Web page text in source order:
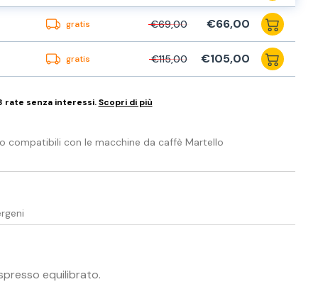
gratis €69,00 €66,00
gratis €115,00 €105,00
rate senza interessi.Scopri di più
compatibili con le macchine da caffè Martello
equilibrato.